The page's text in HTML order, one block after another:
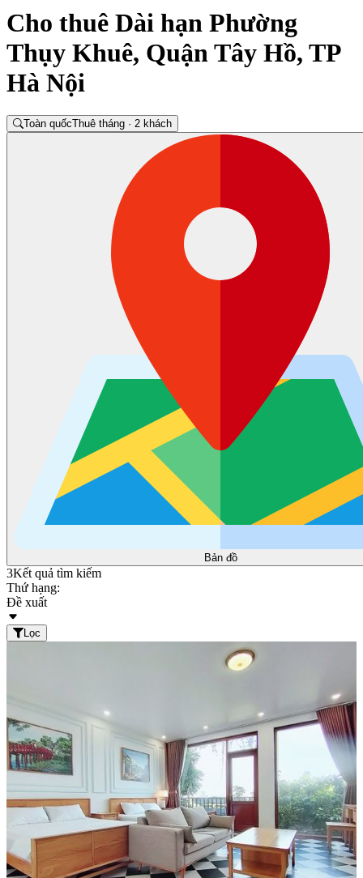
Cho thuê Dài hạn Phường
Thụy Khuê, Quận Tây Hồ, TP
Hà Nội
Toàn quốcThuê tháng · 2 khách
Bản đồ
3Kết quả tìm kiếm
Thứ hạng:
Đề xuất
Lọc